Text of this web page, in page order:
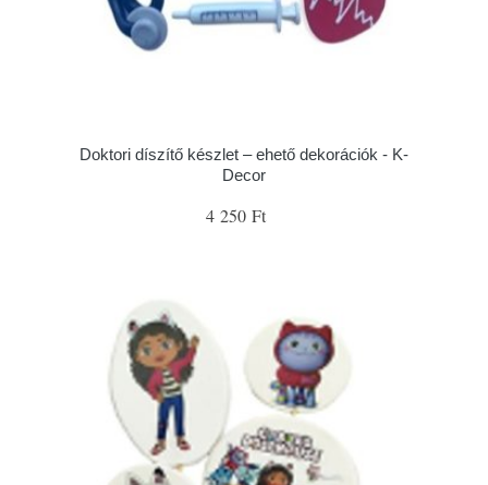
Doktori díszítő készlet – ehető dekorációk - K-
Decor
4 250 Ft